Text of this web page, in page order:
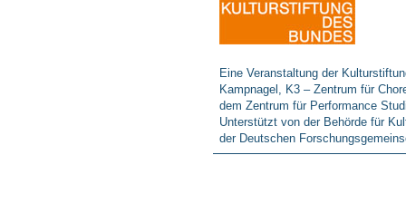
Eine Veranstaltung der
Kampnagel, K3 – Zentrum für
dem Zentrum für Performance
Unterstützt von der Behörde für
der Deutschen